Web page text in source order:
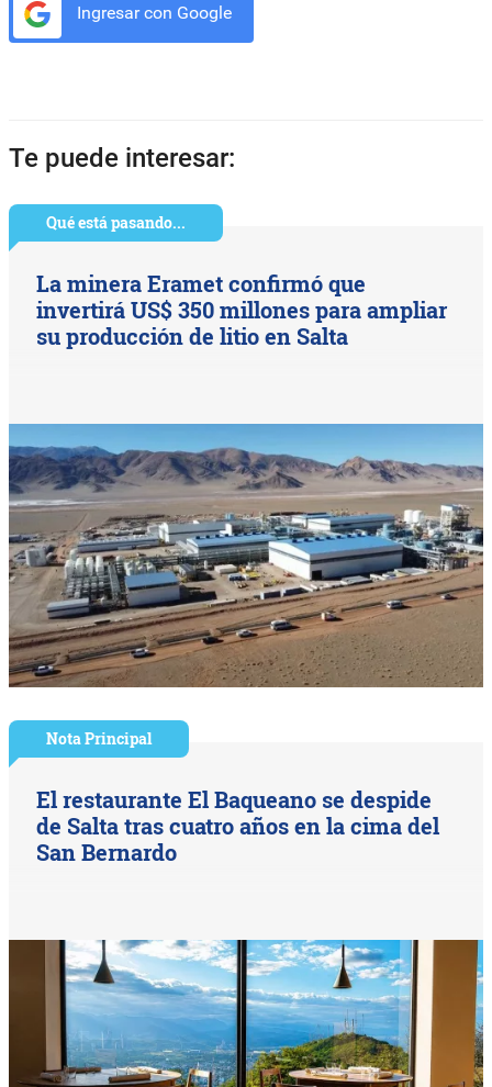
Ingresar con Google
Te puede interesar:
Qué está pasando...
La minera Eramet confirmó que
invertirá US$ 350 millones para ampliar
su producción de litio en Salta
Nota Principal
El restaurante El Baqueano se despide
de Salta tras cuatro años en la cima del
San Bernardo